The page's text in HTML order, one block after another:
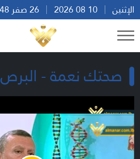
الإثنين
صحتك نعمة - البرص